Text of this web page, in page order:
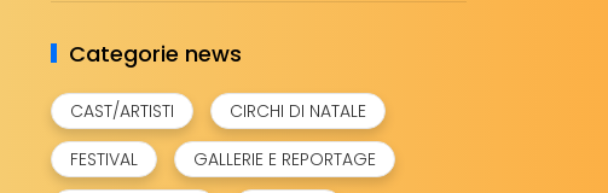
Categorie news
CAST/ARTISTI
CIRCHI DI NATALE
FESTIVAL
GALLERIE E REPORTAGE